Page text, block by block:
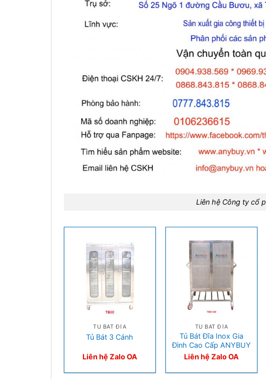
Liên hệ Công ty cổ
TỦ BÁT ĐĨA
Tủ Bát 3 Cánh
Liên hệ Zalo OA
TỦ BÁT ĐĨA
Tủ Bát Đĩa Inox Gia
Đình Cao Cấp ANYBUY
Liên hệ Zalo OA